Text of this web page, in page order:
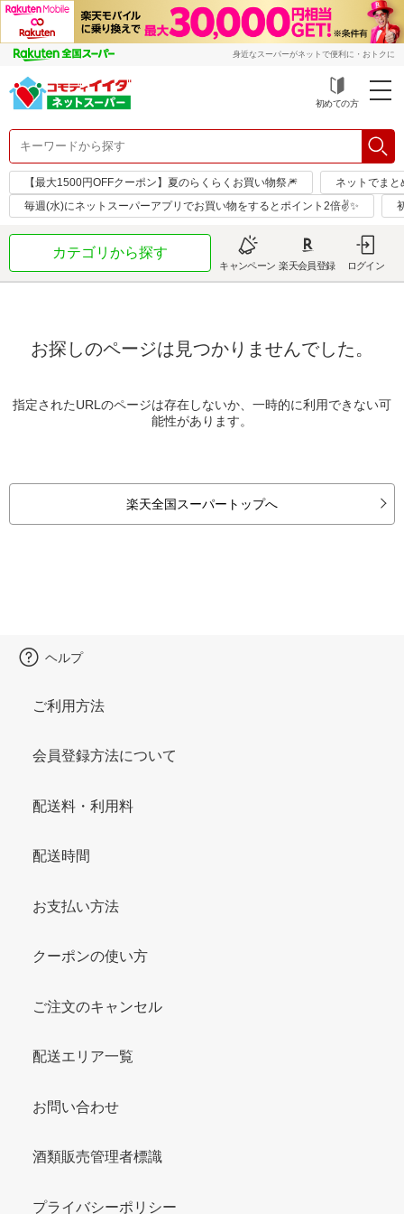
身近なスーパーがネットで便利に・おトクに
初めての方
【最大1500円OFFクーポン】夏のらくらくお買い物祭🎆
ネットでまと
毎週(水)にネットスーパーアプリでお買い物をするとポイント2倍✌✨
カテゴリから探す
キャンペーン 楽天会員登録 ログイン
お探しのページは見つかりませんでした。
指定されたURLのページは存在しないか、一時的に利用できない可
能性があります。
楽天全国スーパートップへ
ヘルプ
ご利用方法
会員登録方法について
配送料・利用料
配送時間
お支払い方法
クーポンの使い方
ご注文のキャンセル
配送エリア一覧
お問い合わせ
酒類販売管理者標識
プライバシーポリシー